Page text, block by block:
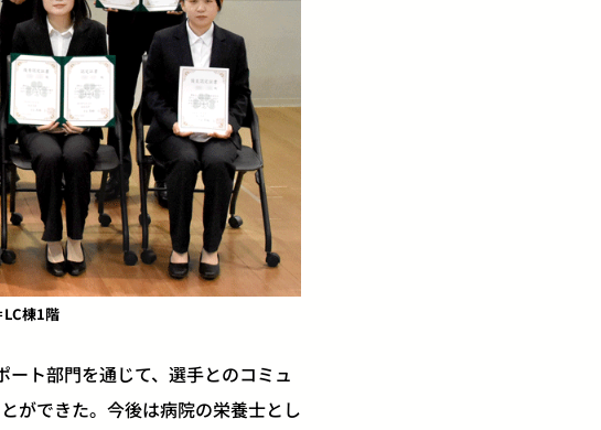
LC棟1階
ト部門を通じて、選手とのコミュ
ができた。今後は病院の栄養士とし